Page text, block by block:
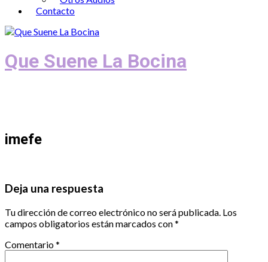
Contacto
Que Suene La Bocina
imefe
Deja una respuesta
Tu dirección de correo electrónico no será publicada. Los
campos obligatorios están marcados con*
Comentario*